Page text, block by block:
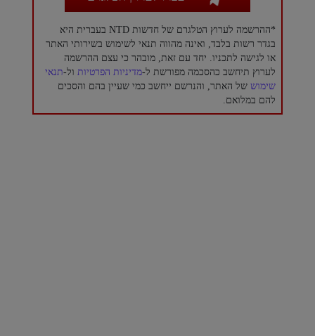
*ההרשמה לערוץ הטלגרם של חדשות NTD בעברית היא
בגדר רשות בלבד, ואינה מהווה תנאי לשימוש בשירותי האתר
או לגישה לתכניו. יחד עם זאת, מובהר כי עצם ההרשמה
לערוץ תיחשב כהסכמה מפורשת ל-מדיניות הפרטיות ול-תנאי
שימוש של האתר, והנרשם ייחשב כמי שעיין בהם והסכים
להם במלואם.